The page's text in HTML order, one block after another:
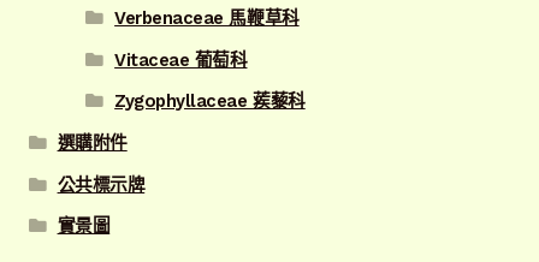
Verbenaceae 馬鞭草科
Vitaceae 葡萄科
Zygophyllaceae 蒺藜科
選購附件
公共標示牌
實景圖